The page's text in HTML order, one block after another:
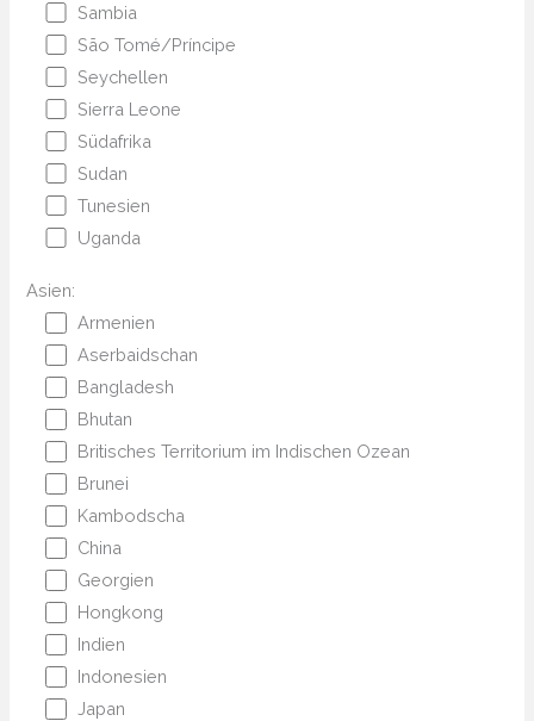
Sambia
São Tomé/Príncipe
Seychellen
Sierra Leone
Südafrika
Sudan
Tunesien
Uganda
Asien:
Armenien
Aserbaidschan
Bangladesh
Bhutan
Britisches Territorium im Indischen Ozean
Brunei
Kambodscha
China
Georgien
Hongkong
Indien
Indonesien
Japan